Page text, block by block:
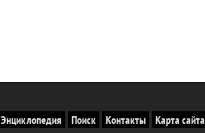
Энциклопедия Поиск Контакты Карта сайта